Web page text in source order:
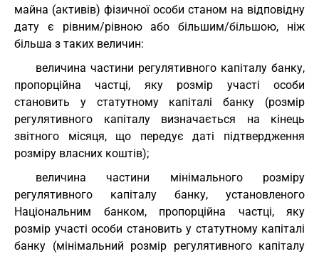
майна (активів) фізичної особи станом на відповідну
дату є рівним/рівною або більшим/більшою, ніж
більша з таких величин:
величина частини регулятивного капіталу банку,
пропорційна частці, яку розмір участі особи
становить у статутному капіталі банку (розмір
регулятивного капіталу визначається на кінець
звітного місяця, що передує даті підтвердження
розміру власних коштів);
величина частини мінімального розміру
регулятивного капіталу банку, установленого
Національним банком, пропорційна частці, яку
розмір участі особи становить у статутному капіталі
банку (мінімальний розмір регулятивного капіталу